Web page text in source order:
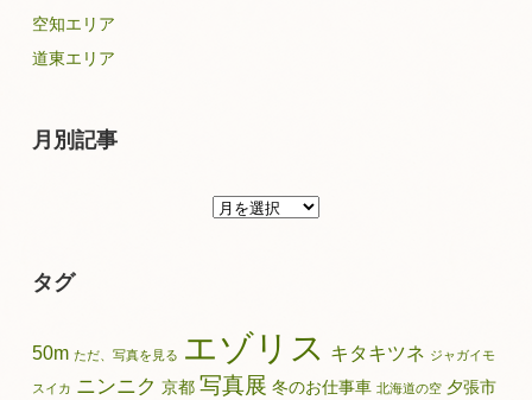
空知エリア
道東エリア
月別記事
月
タグ
50m ただ、写真を見る エゾリス キタキツネ ジャガイモ
スイカ ニンニク 京都 写真展 冬のお仕事車 北海道の空 夕張市